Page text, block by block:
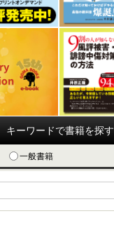
キーワードで書籍を探す
一般書籍